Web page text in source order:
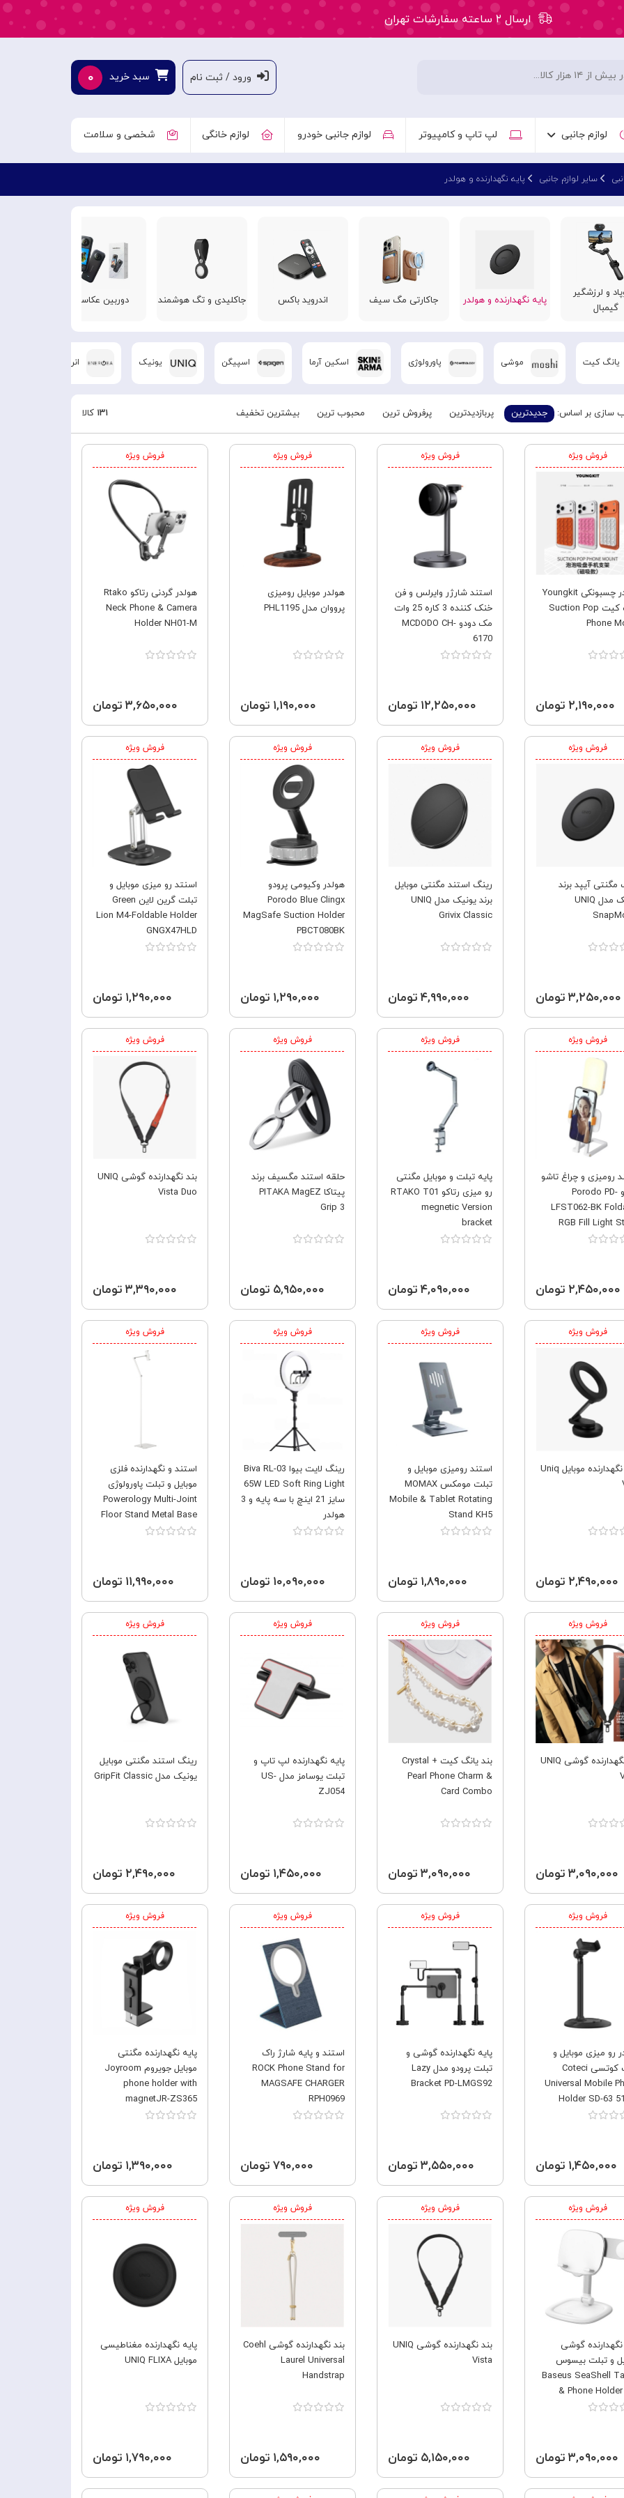
ارسال ۲ ساعته سفارشات تهران
ورود / ثبت نام سبد خرید ۰
لوازم جانبی لپ تاپ و کامپیوتر لوازم جانبی خودرو لوازم خانگی شخصی و سلامت
سایر لوازم جانبی پایه نگهدارنده و هولدر
و لرزشگیر
گیمبال
پایه نگهدارنده و هولدر جاکارتی مگ سیف اندروید باکس جاکلیدی و تگ هوشمند دوربین عکاسی
یانگ کیت موشی پاورولوژی اسکین آرما اسپیگن یونیک انرژیا
سازی بر اساس: جدیدترین پربازدیدترین پرفروش ترین محبوب ترین بیشترین تخفیف ۱۳۱ کالا
فروش ویژه
هولدر چسبونکی Youngkit
یانگ کیت Suction Pop
Phone
۲,۱۹۰,۰۰۰ تومان
فروش ویژه
استند شارژر وایرلس و فن
خنک کننده 3 کاره 25 وات
مک دودو MCDODO CH-
6170
۱۲,۲۵۰,۰۰۰ تومان
فروش ویژه
هولدر موبایل رومیزی
پرووان مدل PHL1195
۱,۱۹۰,۰۰۰ تومان
فروش ویژه
هولدر گردنی رتاکو Rtako
Neck Phone & Camera
Holder NH01-M
۳,۶۵۰,۰۰۰ تومان
فروش ویژه
مگنتی آیپد برند
یونیک مدل UNIQ
۳,۲۵۰,۰۰۰ تومان
فروش ویژه
رینگ استند مگنتی موبایل
برند یونیک مدل UNIQ
Grivix Classic
۴,۹۹۰,۰۰۰ تومان
فروش ویژه
هولدر وکیومی پرودو
Porodo Blue Clingx
MagSafe Suction Holder
PBCT080BK
۱,۲۹۰,۰۰۰ تومان
فروش ویژه
اسنتد رو میزی موبایل و
تبلت گرین لاین Green
Lion M4-Foldable Holder
GNGX47HLD
۱,۲۹۰,۰۰۰ تومان
فروش ویژه
رومیزی و چراغ تاشو
پرودو Porodo PD-
LFST062-BK
RGB Fill Light
۲,۴۵۰,۰۰۰ تومان
فروش ویژه
پایه تبلت و موبایل مگنتی
رو میزی رتاکو RTAKO T01
megnetic Version
bracket
۴,۰۹۰,۰۰۰ تومان
فروش ویژه
حلقه استند مگسیف برند
پیتاکا PITAKA MagEZ
Grip 3
۵,۹۵۰,۰۰۰ تومان
فروش ویژه
بند نگهدارنده گوشی UNIQ
Vista Duo
۳,۳۹۰,۰۰۰ تومان
فروش ویژه
پایه نگهدارنده موبایل Uniq
۲,۴۹۰,۰۰۰ تومان
فروش ویژه
استند رومیزی موبایل و
تبلت مومکس MOMAX
Mobile & Tablet Rotating
Stand KH5
۱,۸۹۰,۰۰۰ تومان
فروش ویژه
رینگ لایت بیوا Biva RL-03
65W LED Soft Ring Light
سایز 21 اینچ با سه پایه و 3
هولدر
۱۰,۰۹۰,۰۰۰ تومان
فروش ویژه
استند و نگهدارنده فلزی
موبایل و تبلت پاورولوژی
Powerology Multi-Joint
Floor Stand Metal Base
Phone & Tablet
۱۱,۹۹۰,۰۰۰ تومان
فروش ویژه
بند نگهدارنده گوشی UNIQ
۳,۰۹۰,۰۰۰ تومان
فروش ویژه
بند یانگ کیت Crystal +
Pearl Phone Charm &
Card Combo
۳,۰۹۰,۰۰۰ تومان
فروش ویژه
پایه نگهدارنده لپ تاپ و
تبلت یوسامز مدل US-
ZJ054
۱,۴۵۰,۰۰۰ تومان
فروش ویژه
رینگ استند مگنتی موبایل
یونیک مدل GripFit Classic
۲,۴۹۰,۰۰۰ تومان
فروش ویژه
رو میزی موبایل و
تبلت کوتسی Coteci
Universal Mobile
Holder SD-63
۱,۴۵۰,۰۰۰ تومان
فروش ویژه
پایه نگهدارنده گوشی و
تبلت پرودو مدل Lazy
Bracket PD-LMGS92
۳,۵۵۰,۰۰۰ تومان
فروش ویژه
استند و پایه شارژ راک
ROCK Phone Stand for
MAGSAFE CHARGER
RPH0969
۷۹۰,۰۰۰ تومان
فروش ویژه
پایه نگهدارنده مگنتی
موبایل جویروم Joyroom
phone holder with
magnetJR-ZS365
۱,۳۹۰,۰۰۰ تومان
فروش ویژه
نگهدارنده گوشی
و تبلت بیسوس
Baseus SeaShell
& Phone
۳,۰۹۰,۰۰۰ تومان
فروش ویژه
بند نگهدارنده گوشی UNIQ
Vista
۵,۱۵۰,۰۰۰ تومان
فروش ویژه
بند نگهدارنده گوشی Coehl
Laurel Universal
Handstrap
۱,۵۹۰,۰۰۰ تومان
فروش ویژه
پایه نگهدارنده مغناطیسی
موبایل UNIQ FLIXA
۱,۷۹۰,۰۰۰ تومان